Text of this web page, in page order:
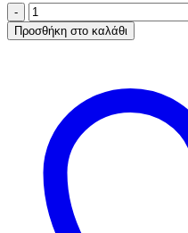
Α.A
UNDERWEAR
Φανελάκι
Modal
Μαύρο
ποσότητα
Προσθήκη στο καλάθι